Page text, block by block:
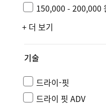
150,000 - 200,000
+ 더 보기
기술
드라이-핏
드라이 핏 ADV